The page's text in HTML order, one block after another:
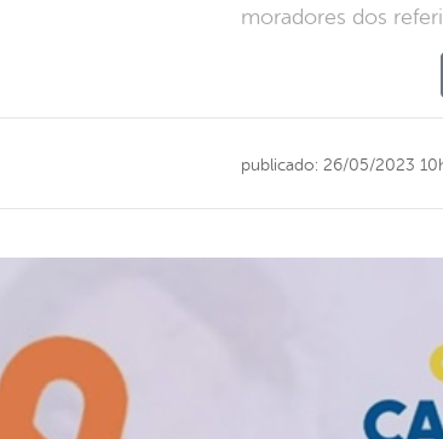
moradores dos
publicado: 26/05/2023